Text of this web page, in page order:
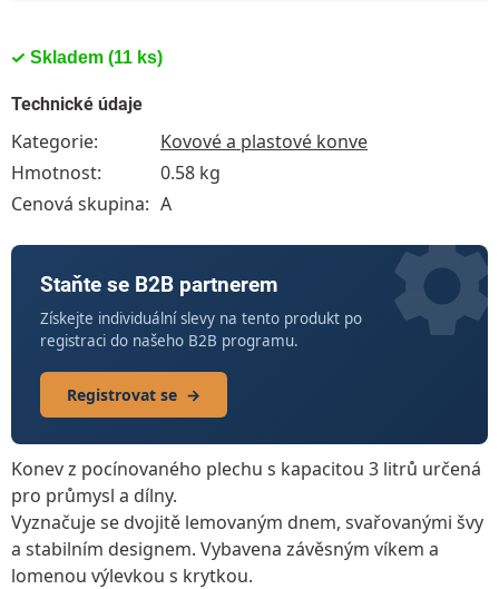
Konev z pocínovaného plechu s kapacitou 3 litrů určená
pro průmysl a dílny.
Vyznačuje se dvojitě lemovaným dnem, svařovanými švy
a stabilním designem. Vybavena závěsným víkem a
lomenou výlevkou s krytkou.
Skladem (11 ks)
Technické údaje
Kategorie:
Kovové a plastové konve
Hmotnost:
0.58 kg
Cenová skupina: A
Staňte se B2B partnerem
Získejte individuální slevy na tento produkt po
registraci do našeho B2B programu.
Registrovat se →